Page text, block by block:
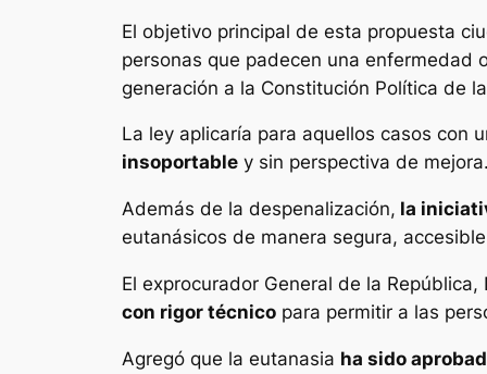
El objetivo principal de esta propuesta
personas que padecen una enfermedad
generación a la Constitución Política de
La ley aplicaría para aquellos casos con
insoportable y sin perspectiva de mejora.
Además de la despenalización, la
eutanásicos de manera segura,
El exprocurador General de la
con rigor técnico para permitir a las
Agregó que la eutanasia ha sido